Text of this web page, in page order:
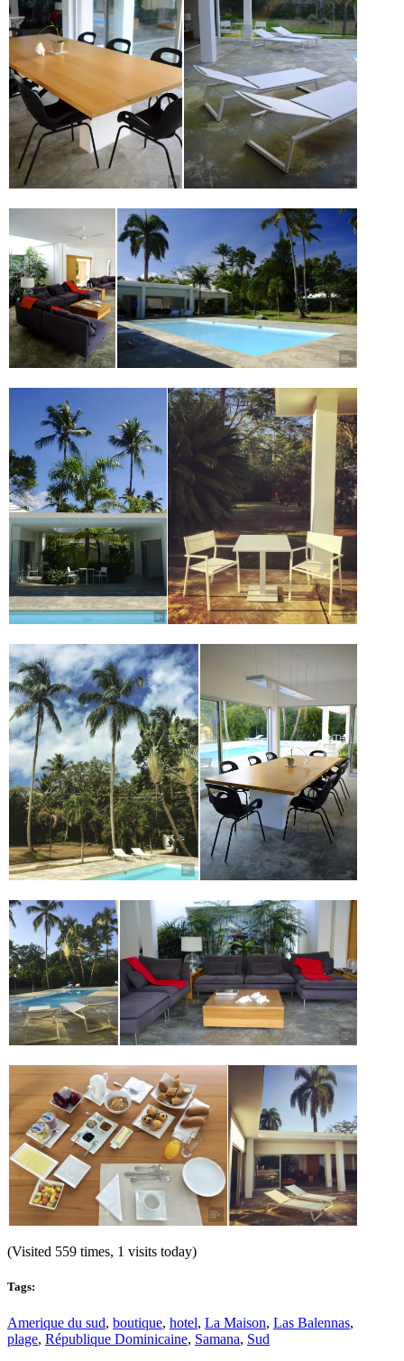
(Visited 559 times, 1 visits today)
Tags:
Amerique du sud, boutique, hotel, La Maison, Las Balennas,
plage, République Dominicaine, Samana, Sud